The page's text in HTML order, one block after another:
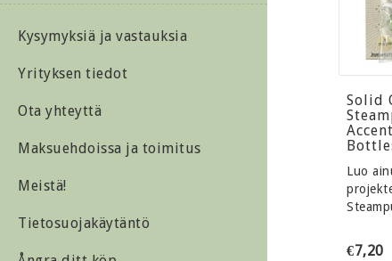
Kysymyksiä ja vastauksia
Yrityksen tiedot
Ota yhteyttä
Maksuehdoissa ja toimitus
Meistä!
Tietosuojakäytäntö
Solid
Luo
€7,20